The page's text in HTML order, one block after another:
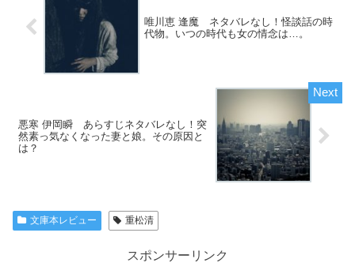
唯川恵 逢魔 ネタバレなし！怪談話の時
代物。いつの時代も女の情念は…。
悪寒 伊岡瞬 あらすじネタバレなし！突
然素っ気なくなった妻と娘。その原因と
は？
文庫本レビュー 重松清
スポンサーリンク